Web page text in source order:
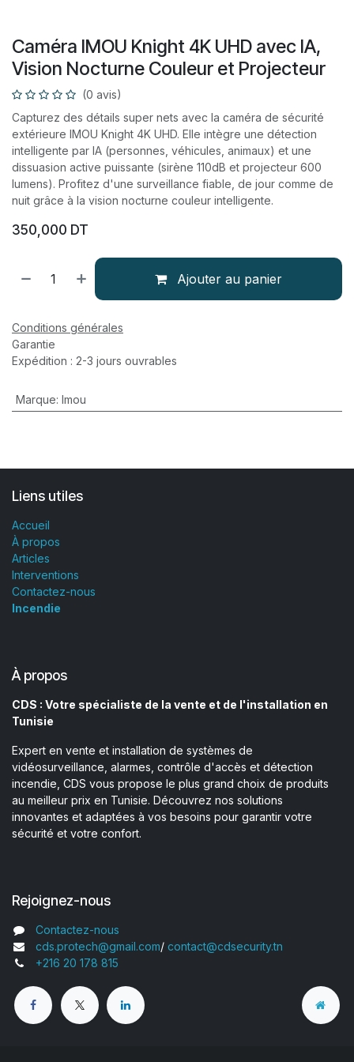
Caméra IMOU Knight 4K UHD avec IA,
Vision Nocturne Couleur et Projecteur
(0 avis)
Capturez des détails super nets avec la caméra de sécurité
extérieure IMOU Knight 4K UHD. Elle intègre une détection
intelligente par IA (personnes, véhicules, animaux) et une
dissuasion active puissante (sirène 110dB et projecteur 600
lumens). Profitez d'une surveillance fiable, de jour comme de
nuit grâce à la vision nocturne couleur intelligente.
350,000 DT
Ajouter au panier
Conditions générales
Garantie
Expédition : 2-3 jours ouvrables
Marque: Imou
Liens utiles
Accueil
À propos
Articles
Interventions
Contactez-nous
Incendie
À propos
CDS : Votre spécialiste de la vente et de l'installation en
Tunisie
Expert en vente et installation de systèmes de
vidéosurveillance, alarmes, contrôle d'accès et détection
incendie, CDS vous propose le plus grand choix de produits
au meilleur prix en Tunisie. Découvrez nos solutions
innovantes et adaptées à vos besoins pour garantir votre
sécurité et votre confort.
Rejoignez-nous
Contactez-nous
cds.protech@gmail.com/ contact@cdsecurity.tn
+216 20 178 815